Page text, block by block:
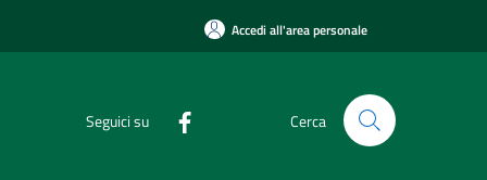
Accedi all'area personale
Seguici su Cerca